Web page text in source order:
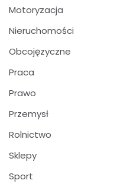
Motoryzacja
Nieruchomości
Obcojęzyczne
Praca
Prawo
Przemysł
Rolnictwo
Sklepy
Sport